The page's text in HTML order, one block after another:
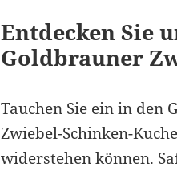
Entdecken Sie
Goldbrauner
Tauchen Sie ein in den
Zwiebel-Schinken-
widerstehen können.